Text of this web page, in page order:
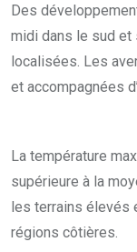
Des
midi dans le sud et
localisées. Les
et accompagnées
La température
supérieure à la
les terrains élevés
régions côtières.